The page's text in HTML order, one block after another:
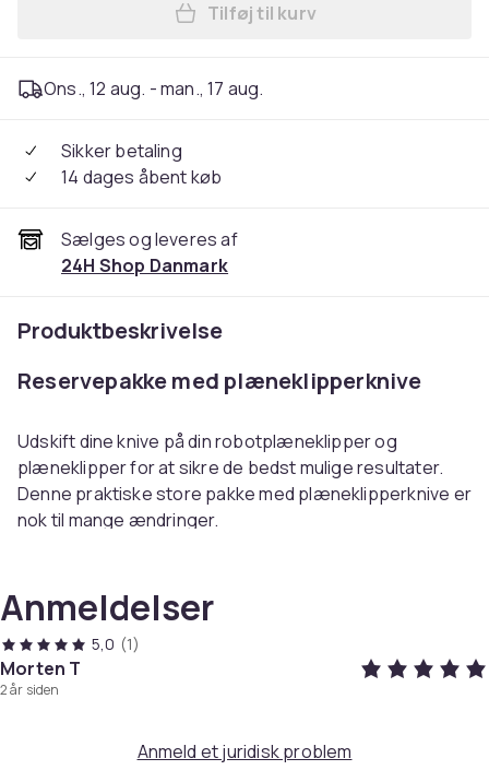
Læg Plæneklipperknive 45-
Tilføj til kurv
Ons., 12 aug. - man., 17 aug.
Sikker betaling
14 dages åbent køb
Sælges og leveres af
24H Shop Danmark
Produktbeskrivelse
Reservepakke med plæneklipperknive
Udskift dine knive på din robotplæneklipper og
plæneklipper for at sikre de bedst mulige resultater.
Denne praktiske store pakke med plæneklipperknive er
nok til mange ændringer.
Medfølgende skruer sikrer en enkel og smidig
montering.
Specifikation:
- Barberbladsbredde: 18 mm
Anmeldelser
5,0 (1)
Morten T
2 år siden
Anmeld et juridisk problem